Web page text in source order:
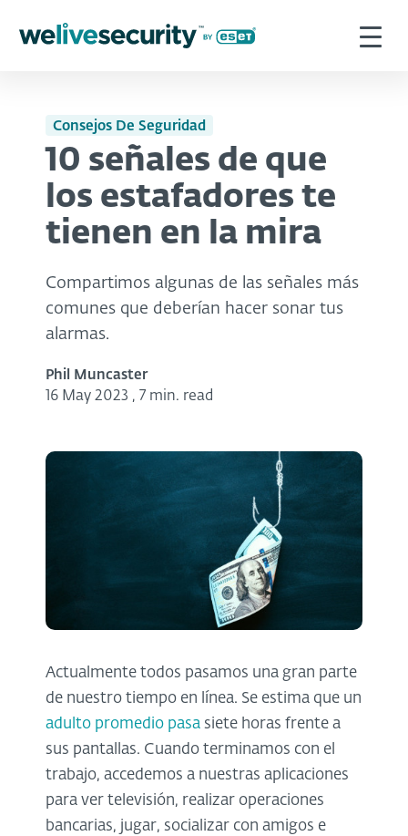
Consejos De Seguridad
10 señales de que
los estafadores te
tienen en la mira
Compartimos algunas de las señales más
comunes que deberían hacer sonar tus
alarmas.
Phil Muncaster
16 May 2023 , 7 min. read
Actualmente todos pasamos una gran parte
de nuestro tiempo en línea. Se estima que un
adulto promedio pasa siete horas frente a
sus pantallas. Cuando terminamos con el
trabajo, accedemos a nuestras aplicaciones
para ver televisión, realizar operaciones
bancarias, jugar, socializar con amigos e